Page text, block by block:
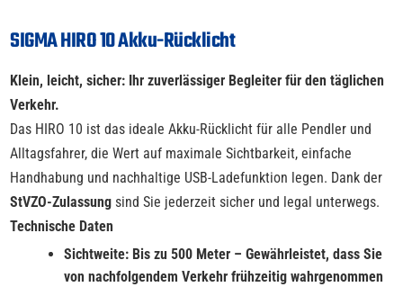
SIGMA HIRO 10 Akku-Rücklicht
Klein, leicht, sicher: Ihr zuverlässiger Begleiter für den täglichen
Verkehr.
Das HIRO 10 ist das ideale Akku-Rücklicht für alle Pendler und
Alltagsfahrer, die Wert auf maximale Sichtbarkeit, einfache
Handhabung und nachhaltige USB-Ladefunktion legen. Dank der
StVZO-Zulassungsind Sie jederzeit sicher und legal unterwegs.
Technische Daten
Sichtweite: Bis zu 500 Meter – Gewährleistet, dass Sie
von nachfolgendem Verkehr frühzeitig wahrgenommen